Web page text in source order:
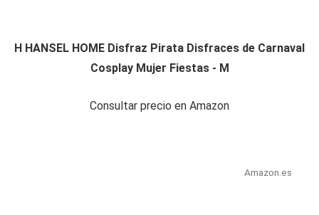
H HANSEL HOME Disfraz Pirata Disfraces de Carnaval
Cosplay Mujer Fiestas - M
Consultar precio en Amazon
Amazon.es